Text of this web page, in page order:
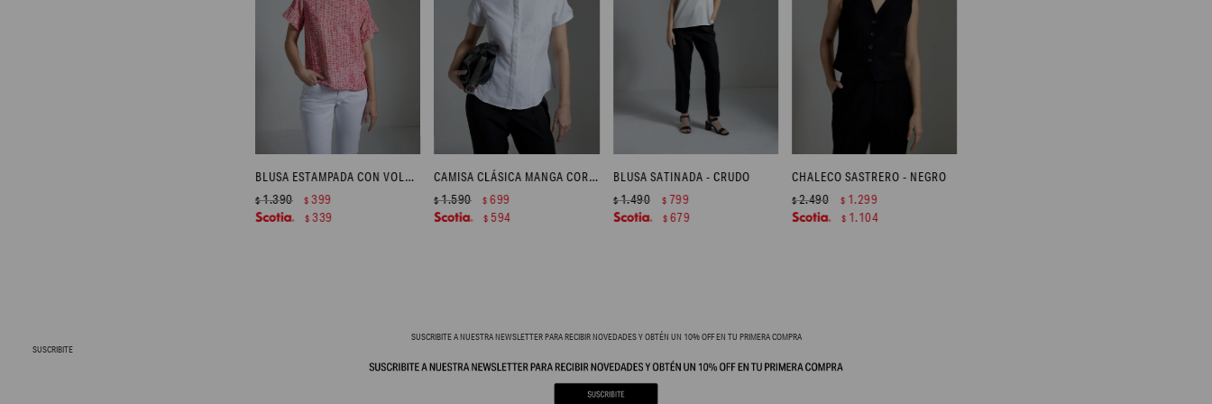
BLUSA ESTAMPADA CON VOLADO - FUCSIA
$1.390 $ 399
$ 339
CAMISA CLÁSICA MANGA CORTA - BLANCO
$1.590 $ 699
$ 594
BLUSA SATINADA - CRUDO
$1.490 $ 799
$ 679
CHALECO SASTRERO - NEGRO
$2.490 $ 1.299
$ 1.104
SUSCRIBITE A NUESTRA NEWSLETTER PARA RECIBIR NOVEDADES Y OBTÉN UN 10% OFF EN TU PRIMERA COMPRA
SUSCRIBITE